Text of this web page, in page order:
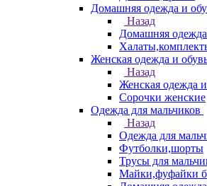
Домашняя одежда и
Назад
Домашняя
Женская одежда и
Назад
Женская одежда
Сорочки женские
Одежда для мальчиков
Назад
Одежда для
Футболки,шорты
Трусы для
Майки,фуфайки